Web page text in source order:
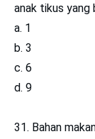
anak tikus yang
a. 1
b. 3
c. 6
d. 9
31. Bahan